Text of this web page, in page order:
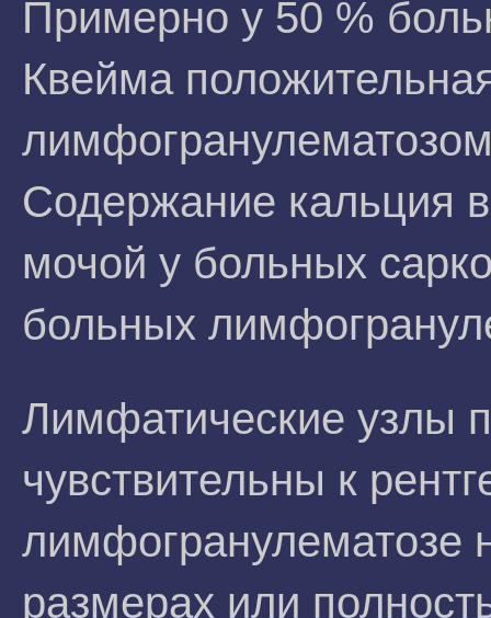
Примерно у 50 %
Квейма
Содержание кальция
мочой у больных
больных
Лимфатические узлы
чувствительны к
лимфогранулематозе
размерах или